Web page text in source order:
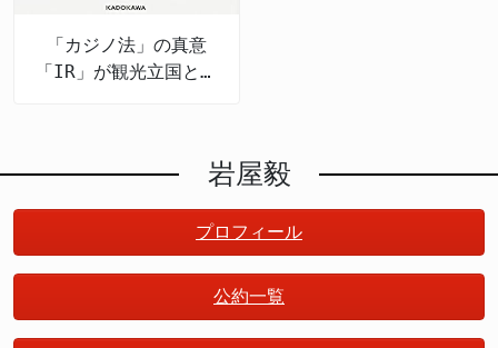
「カジノ法」の真意
「IR」が観光立国と地
岩屋毅
プロフィール
公約一覧